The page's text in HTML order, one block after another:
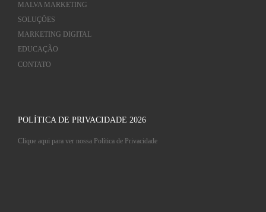
MALVA MARKETING
SOLUÇÕES
MARKETING DIGITAL
EDUCAÇÃO
CONTATO
POLÍTICA DE PRIVACIDADE 2026
Clique aqui para ver nossa Política de Privacidade